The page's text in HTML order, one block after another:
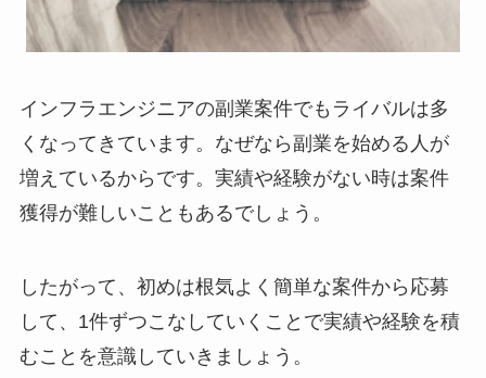
インフラエンジニアの副業案件でもライバルは多
くなってきています。なぜなら副業を始める人が
増えているからです。実績や経験がない時は案件
獲得が難しいこともあるでしょう。
したがって、初めは根気よく簡単な案件から応募
して、1件ずつこなしていくことで実績や経験を積
むことを意識していきましょう。